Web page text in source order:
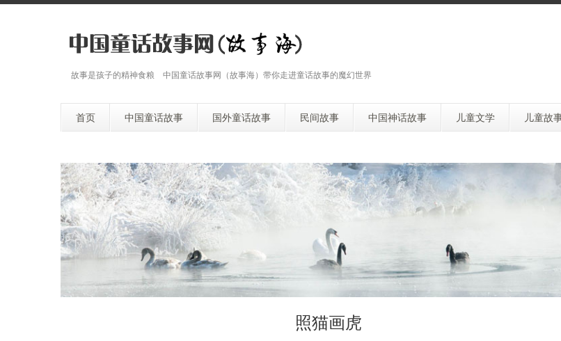
故事是孩子的精神食粮 中国童话故事网（故事海）带你走进童话故事的魔幻世界
首页 中国童话故事 国外童话故事 民间故事 中国神话故事 儿童文学 儿童故
照猫画虎